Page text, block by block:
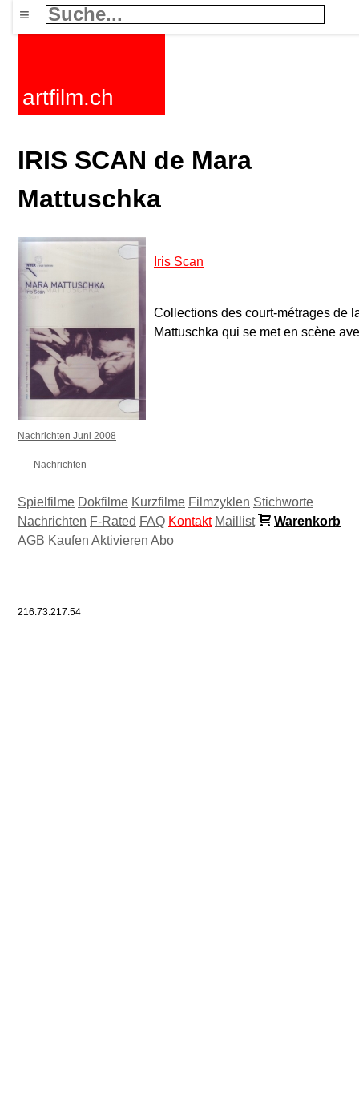
≡
artfilm.ch
IRIS SCAN de Mara
Mattuschka
Iris Scan
Collections des court-métrages de
Mattuschka qui se met en scène
Nachrichten Juni 2008
Nachrichten
Spielfilme Dokfilme Kurzfilme Filmzyklen Stichworte
Nachrichten F-Rated FAQ Kontakt Maillist
Warenkorb
AGB Kaufen Aktivieren Abo
216.73.217.54